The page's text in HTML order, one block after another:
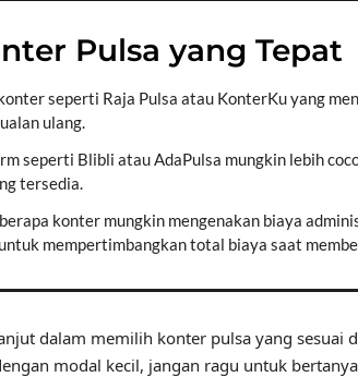
Pulsa yang Tepat
seperti Raja Pulsa atau KonterKu yang
ulang.
seperti Blibli atau AdaPulsa mungkin lebih
tersedia.
konter mungkin mengenakan biaya
mempertimbangkan total biaya saat
dalam memilih konter pulsa yang sesuai
modal kecil, jangan ragu untuk